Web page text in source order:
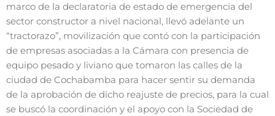
marco de la declaratoria de estado de emergencia del
sector constructor a nivel nacional, llevó adelante un
“tractorazo”, movilización que contó con la participación
de empresas asociadas a la Cámara con presencia de
equipo pesado y liviano que tomaron las calles de la
ciudad de Cochabamba para hacer sentir su demanda
de la aprobación de dicho reajuste de precios, para la cual
se buscó la coordinación y el apoyo con la Sociedad de